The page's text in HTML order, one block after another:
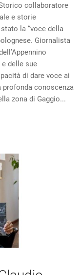
collaboratore
e storie
stato la “voce della
Giornalista
delle sue
di dare voce ai
profonda conoscenza
zona di Gaggio...